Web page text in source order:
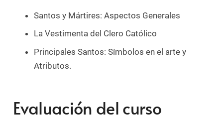
Santos y Mártires: Aspectos Generales
La Vestimenta del Clero Católico
Principales Santos: Símbolos en el arte y
Atributos.
Evaluación del curso